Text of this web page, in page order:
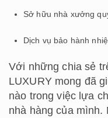
Sở hữu nhà xưởng
Dịch vụ bảo hành
Với những chia sẻ
LUXURY mong đã
nào trong việc lựa
nhà hàng của mình.